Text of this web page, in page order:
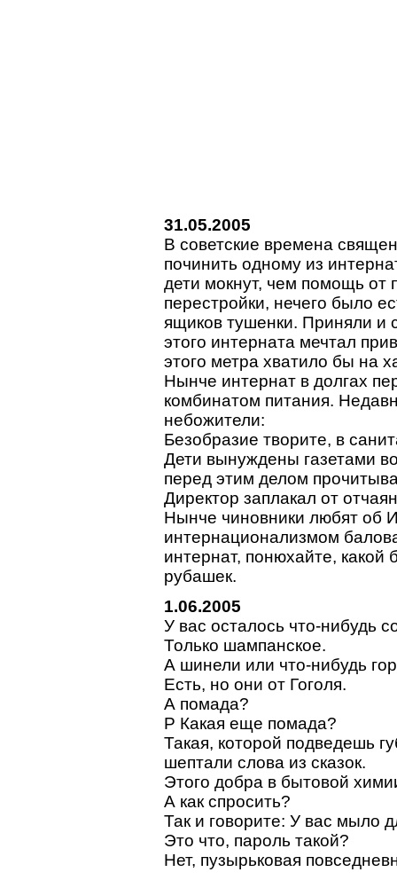
31.05.2005
В советские времена
починить одному из
дети мокнут, чем помощь от
перестройки, нечего было
ящиков тушенки. Приняли и
этого интерната мечтал
этого метра хватило бы на
Нынче интернат в долгах
комбинатом питания.
небожители:
Безобразие творите, в
Дети вынуждены газетами
перед этим делом
Директор заплакал от
Нынче чиновники любят об
интернационализмом
интернат, понюхайте, какой
рубашек.
1.06.2005
У вас осталось что-нибудь
Только шампанское.
А шинели или что-нибудь
Есть, но они от Гоголя.
А помада?
P Какая еще помада?
Такая, которой подведешь
шептали слова из сказок.
Этого добра в бытовой
А как спросить?
Так и говорите: У вас мыло
Это что, пароль такой?
Нет, пузырьковая